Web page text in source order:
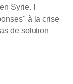
Syrie. Il
à la crise
de solution